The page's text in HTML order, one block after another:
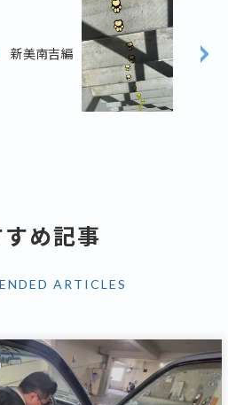
新美南吉編
め記事
ARTICLES